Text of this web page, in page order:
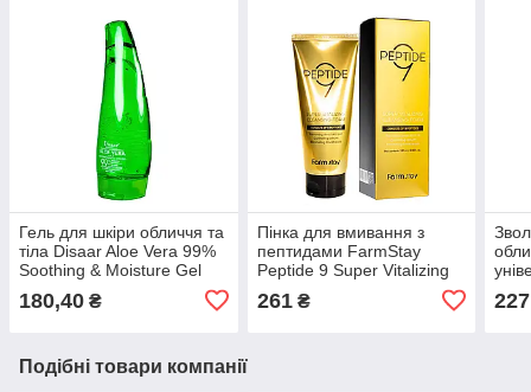
Гель для шкіри обличчя та
тіла Disaar Aloe Vera 99%
Soothing & Moisture Gel
180,40 ₴
Пінка для вмивання з
пептидами FarmStay
Peptide 9 Super Vitalizing
261₴ 227
Подібні товари компанії